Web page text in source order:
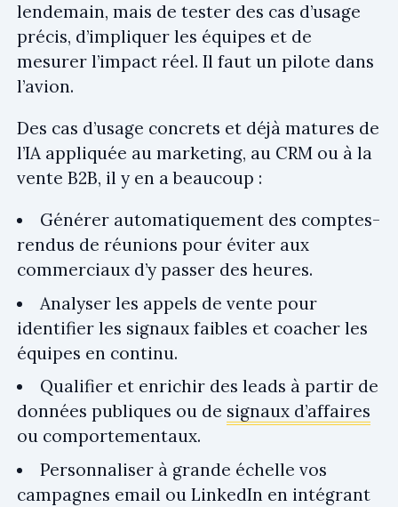
lendemain, mais de tester des cas d’usage
précis, d’impliquer les équipes et de
mesurer l’impact réel. Il faut un pilote dans
l’avion.
Des cas d’usage concrets et déjà matures de
l’IA appliquée au marketing, au CRM ou à la
vente B2B, il y en a beaucoup :
Générer automatiquement des comptes-
rendus de réunions pour éviter aux
commerciaux d’y passer des heures.
Analyser les appels de vente pour
identifier les signaux faibles et coacher les
équipes en continu.
Qualifier et enrichir des leads à partir de
données publiques ou de signaux d’affaires
ou comportementaux.
Personnaliser à grande échelle vos
campagnes email ou LinkedIn en intégrant